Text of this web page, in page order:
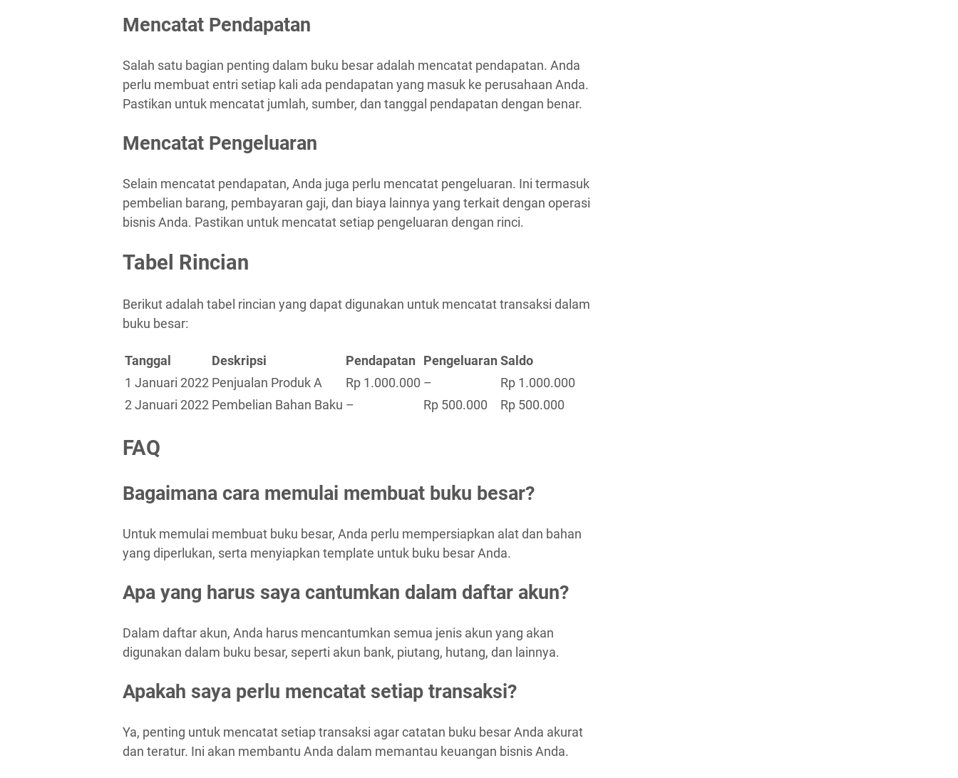
Mencatat Pendapatan
Salah satu bagian penting dalam buku besar adalah mencatat pendapatan. Anda
perlu membuat entri setiap kali ada pendapatan yang masuk ke perusahaan Anda.
Pastikan untuk mencatat jumlah, sumber, dan tanggal pendapatan dengan benar.
Mencatat Pengeluaran
Selain mencatat pendapatan, Anda juga perlu mencatat pengeluaran. Ini termasuk
pembelian barang, pembayaran gaji, dan biaya lainnya yang terkait dengan operasi
bisnis Anda. Pastikan untuk mencatat setiap pengeluaran dengan rinci.
Tabel Rincian
Berikut adalah tabel rincian yang dapat digunakan untuk mencatat transaksi dalam
buku besar:
Tanggal Deskripsi Pendapatan Pengeluaran Saldo
1 Januari 2022 Penjualan Produk A Rp 1.000.000 –
Rp 1.000.000
2 Januari 2022 Pembelian Bahan Baku – Rp 500.000 Rp 500.000
FAQ
Bagaimana cara memulai membuat buku besar?
Untuk memulai membuat buku besar, Anda perlu mempersiapkan alat dan bahan
yang diperlukan, serta menyiapkan template untuk buku besar Anda.
Apa yang harus saya cantumkan dalam daftar akun?
Dalam daftar akun, Anda harus mencantumkan semua jenis akun yang akan
digunakan dalam buku besar, seperti akun bank, piutang, hutang, dan lainnya.
Apakah saya perlu mencatat setiap transaksi?
Ya, penting untuk mencatat setiap transaksi agar catatan buku besar Anda akurat
dan teratur. Ini akan membantu Anda dalam memantau keuangan bisnis Anda.